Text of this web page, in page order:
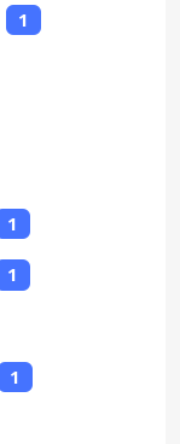
1
1
1
1